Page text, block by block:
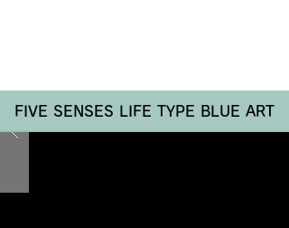
FIVE SENSES LIFE TYPE BLUE ART